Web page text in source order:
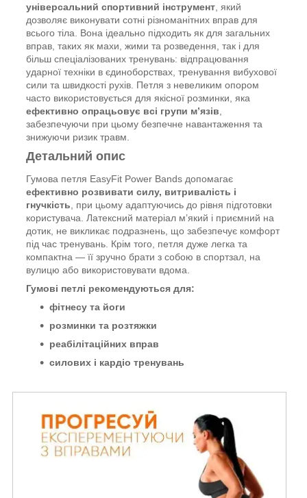
універсальний спортивний інструмент , який
дозволяє виконувати сотні різноманітних вправ для
всього тіла. Вона ідеально підходить як для загальних
вправ, таких як махи, жими та розведення, так і для
більш спеціалізованих тренувань: відпрацювання
ударної техніки в єдиноборствах, тренування вибухової
сили та швидкості рухів. Петля з невеликим опором
часто використовується для якісної розминки, яка
ефективно опрацьовує всі групи м’язів
забезпечуючи при цьому безпечне навантаження та
знижуючи ризик травм.
Детальний опис
Гумова петля EasyFit Power Bands допомагає
ефективно розвивати силу, витривалість і
гнучкість, при цьому адаптуючись до рівня підготовки
користувача. Латексний матеріал м’який і приємний на
дотик, не викликає подразнень, що забезпечує комфорт
під час тренувань. Крім того, петля дуже легка та
компактна — її зручно брати з собою в спортзал, на
вулицю або використовувати вдома.
Гумові петлі рекомендуються для:
фітнесу та йоги
розминки та розтяжки
реабілітаційних вправ
силових і кардіо тренувань